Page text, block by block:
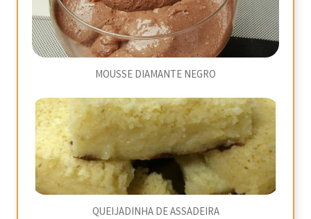
MOUSSE DIAMANTE NEGRO
QUEIJADINHA DE ASSADEIRA